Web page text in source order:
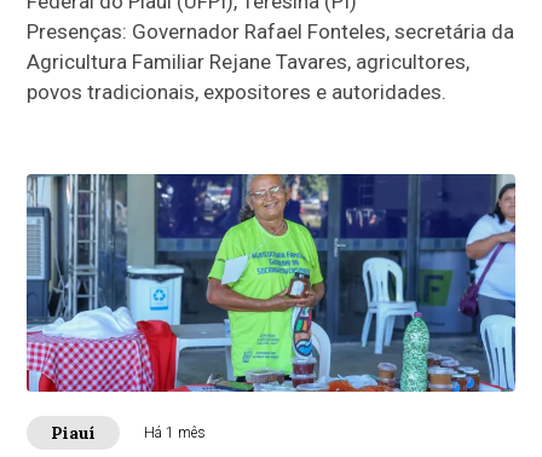
Presenças: Governador Rafael Fonteles, secretária da
Agricultura Familiar Rejane Tavares, agricultores,
povos tradicionais, expositores e autoridades.
Piauí Há 1 mês